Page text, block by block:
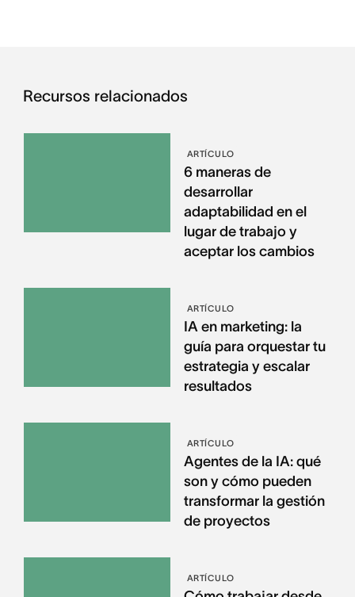
Recursos relacionados
ARTÍCULO
6 maneras de
desarrollar
adaptabilidad en el
lugar de trabajo y
aceptar los cambios
ARTÍCULO
IA en marketing: la
guía para orquestar tu
estrategia y escalar
resultados
ARTÍCULO
Agentes de la IA: qué
son y cómo pueden
transformar la gestión
de proyectos
ARTÍCULO